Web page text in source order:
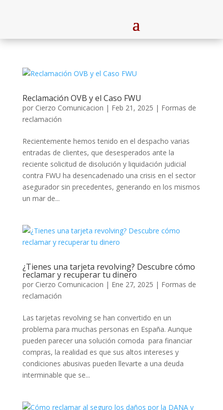
Reclamación OVB y el Caso FWU
por Cierzo Comunicacion | Feb 21, 2025 | Formas de
reclamación
Recientemente hemos tenido en el despacho varias
entradas de clientes, que desesperados ante la
reciente solicitud de disolución y liquidación judicial
contra FWU ha desencadenado una crisis en el sector
asegurador sin precedentes, generando en los mismos
un mar de...
¿Tienes una tarjeta revolving? Descubre cómo
reclamar y recuperar tu dinero
por Cierzo Comunicacion | Ene 27, 2025 | Formas de
reclamación
Las tarjetas revolving se han convertido en un
problema para muchas personas en España. Aunque
pueden parecer una solución comoda para financiar
compras, la realidad es que sus altos intereses y
condiciones abusivas pueden llevarte a una deuda
interminable que se...